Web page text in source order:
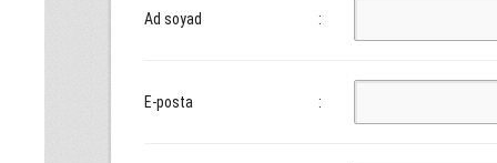
Ad soyad :
E-posta :